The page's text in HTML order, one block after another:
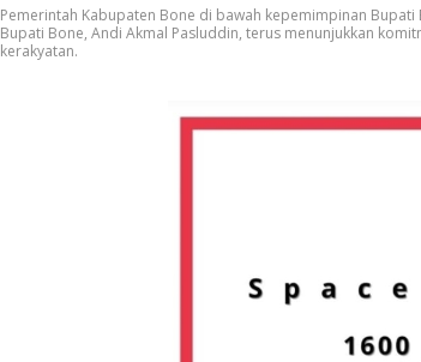
Pemerintah Kabupaten Bone di bawah kepemimpinan Bupati
Bupati Bone, Andi Akmal Pasluddin, terus menunjukkan
kerakyatan.